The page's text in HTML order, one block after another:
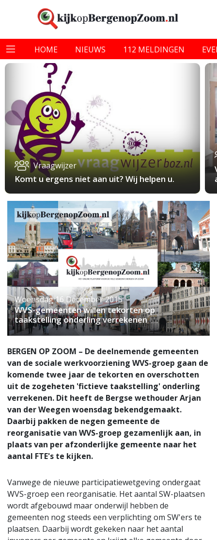
HOME NIEUWS 112 MELDINGEN
Vraagwijzer
Komt u ergens niet aan uit? Wij helpen u.
Woensdag 16 December 2015
WVS-gemeenten willen tekorten op
taakstelling onderling verrekenen
BERGEN OP ZOOM – De deelnemende gemeenten
van de sociale werkvoorziening WVS-groep gaan de
komende twee jaar de tekorten en overschotten
uit de zogeheten 'fictieve taakstelling' onderling
verrekenen. Dit heeft de Bergse wethouder Arjan
van der Weegen woensdag bekendgemaakt.
Daarbij pakken de negen gemeente de
reorganisatie van WVS-groep gezamenlijk aan, in
plaats van per afzonderlijke gemeente naar het
aantal FTE's te kijken.
Vanwege de nieuwe participatiewetgeving ondergaat
WVS-groep een reorganisatie. Het aantal SW-plaatsen
wordt afgebouwd maar onderwijl hebben de
gemeenten nog steeds een verplichting om SW'ers te
plaatsen. Daarbij wordt gekeken naar het aantal